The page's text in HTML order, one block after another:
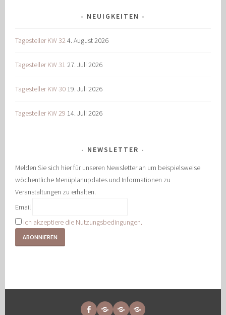
NEUIGKEITEN
Tagesteller KW 324. August 2026
Tagesteller KW 31 27. Juli 2026
Tagesteller KW 30 19. Juli 2026
Tagesteller KW 29 14. Juli 2026
NEWSLETTER
Melden Sie sich hier für unseren Newsletter an um beispielsweise
wöchentliche Menüplanupdates und Informationen zu
Veranstaltungen zu erhalten.
Email
Ich akzeptiere die Nutzungsbedingungen.